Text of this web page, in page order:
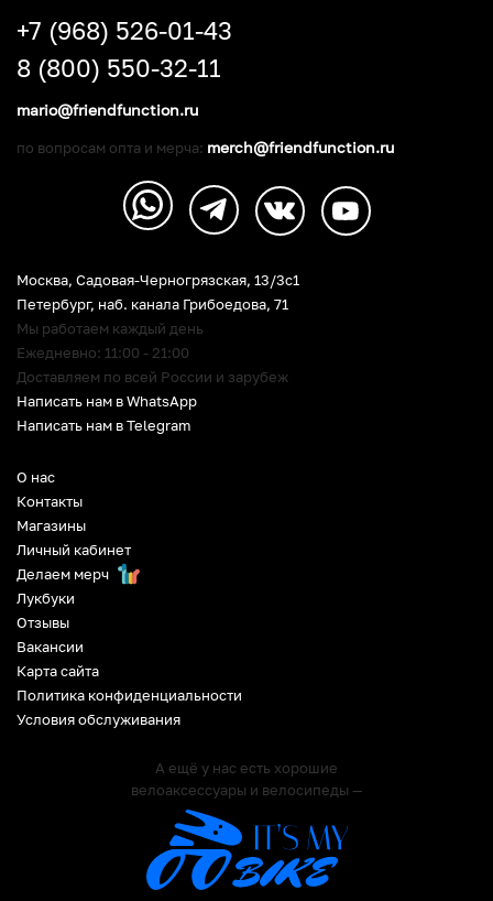
О нас
Контакты
Магазины
Личный кабинет
Делаем мерч
Лукбуки
Отзывы
Вакансии
Карта сайта
Политика конфиденциальности
Условия обслуживания
А ещё у нас есть хорошие
велоаксессуары и велосипеды —
Москва, Садовая-Черногрязская, 13/3c1
Петербург, наб. канала Грибоедова, 71
Мы работаем каждый день
Ежедневно: 11:00 - 21:00
Доставляем по всей России и зарубеж
Написать нам в WhatsApp
Написать нам в Telegram
+7 (968) 526-01-43
8 (800) 550-32-11
mario@friendfunction.ru
по вопросам опта и мерча: merch@friendfunction.ru